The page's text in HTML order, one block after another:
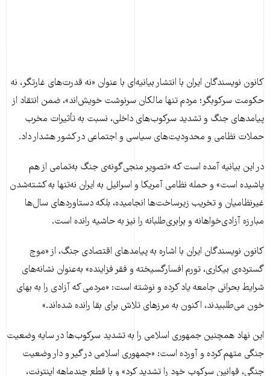
کانون نویسندگان ایران با انتشار بیانیه‌ای با عنوان «نه قدرت‌های غارتگر، نه
حکومت سرکوبگر؛ مردم تنها مالکان سرنوشت خویش‌اند»، ضمن انتقاد از
پیامدهای جنگ و تشدید سرکوب‌های داخلی، نسبت به تأثیرات مخرب
حملات نظامی و محدودیت‌های سیاسی و اجتماعی در کشور هشدار داد.
در این بیانیه آمده است که «تصویر منجی‌گونه‌ی جنگ به‌تمامی از هم
پاشیده است» و حمله نظامی آمریکا و اسرائیل به ایران نه‌تنها به کشته‌شدن
غیرنظامیان و تخریب زیرساخت‌ها انجامیده، بلکه دستاوردهای سال‌ها
مبارزه آزادی‌خواهانه و برابری‌طلبانه را نیز به حاشیه رانده است.
کانون نویسندگان ایران با اشاره به پیامدهای اقتصادی جنگ، از «موج
گسترده‌ی بیکاری، تورم افسارگسیخته و فقر فزاینده» به‌عنوان نشانه‌های
شرایط بحرانی جامعه یاد کرده و نوشته است: «مردمی که آزادی را به بهای
خون می‌طلبیدند، اکنون به مرزهای تلاش برای بقا رانده شده‌اند.»
این نهاد همچنین جمهوری اسلامی را به تشدید سرکوب‌ها در سایه وضعیت
جنگی متهم کرده و آورده است: «جمهوری اسلامی در گیر و دار وضعیت
جنگی، قوانین سرکوب خود را تشدید کرد» و با قطع چندماهه اینترنت،